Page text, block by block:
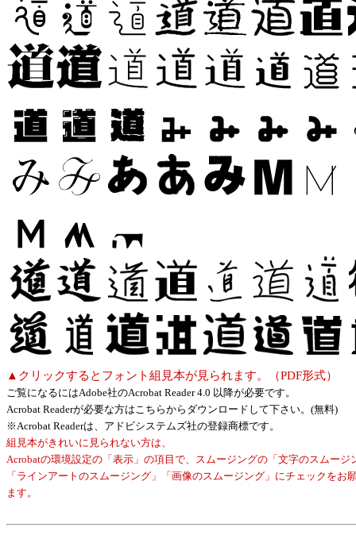
▲クリックするとフォント組見本が見られます。（PDF形式）
ご覧になるにはAdobe社のAcrobat Reader 4.0 以降が必要です。
Acrobat Readerが必要な方はこちらからダウンロードして下さい。(無料)
※Acrobat Readerは、アドビシステムズ社の登録商標です。
組見本がきれいに見られない方は、
Acrobatの環境設定の「表示」の項目で、スムージングの「文字のスムージ
「ラインアートのスムージング」「画像のスムージング」にチェックをお
ます。